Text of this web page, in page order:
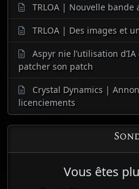
TRLOA | Nouvelle bande
TRLOA | Des images et
Aspyr nie l’utilisation
patcher son patch
Crystal Dynamics |
licenciements
Vous êtes